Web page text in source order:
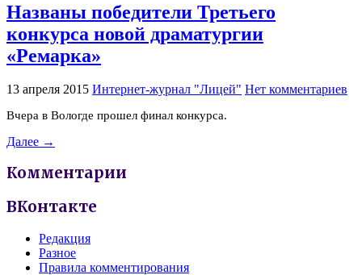
Названы победители Третьего
конкурса новой драматургии
«Ремарка»
13 апреля 2015 Интернет-журнал "Лицей" Нет комментариев
Вчера в Вологде прошел финал конкурса.
Далее →
Комментарии
ВКонтакте
Редакция
Разное
Правила комментирования